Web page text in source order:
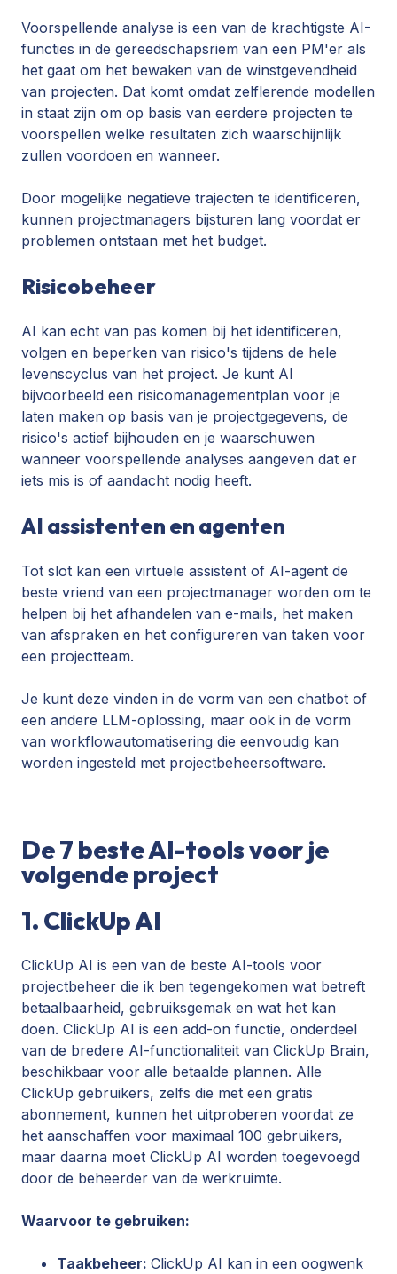
Voorspellende analyse is een van de krachtigste AI-
functies in de gereedschapsriem van een PM'er als
het gaat om het bewaken van de winstgevendheid
van projecten. Dat komt omdat zelflerende modellen
in staat zijn om op basis van eerdere projecten te
voorspellen welke resultaten zich waarschijnlijk
zullen voordoen en wanneer.
Door mogelijke negatieve trajecten te identificeren,
kunnen projectmanagers bijsturen lang voordat er
problemen ontstaan met het budget.
Risicobeheer
AI kan echt van pas komen bij het identificeren,
volgen en beperken van risico's tijdens de hele
levenscyclus van het project. Je kunt AI
bijvoorbeeld een risicomanagementplan voor je
laten maken op basis van je projectgegevens, de
risico's actief bijhouden en je waarschuwen
wanneer voorspellende analyses aangeven dat er
iets mis is of aandacht nodig heeft.
AI assistenten en agenten
Tot slot kan een virtuele assistent of AI-agent de
beste vriend van een projectmanager worden om te
helpen bij het afhandelen van e-mails, het maken
van afspraken en het configureren van taken voor
een projectteam.
Je kunt deze vinden in de vorm van een chatbot of
een andere LLM-oplossing, maar ook in de vorm
van workflowautomatisering die eenvoudig kan
worden ingesteld met projectbeheersoftware.
De 7 beste AI-tools voor je
volgende project
1. ClickUp AI
ClickUp AI is een van de beste AI-tools voor
projectbeheer die ik ben tegengekomen wat betreft
betaalbaarheid, gebruiksgemak en wat het kan
doen. ClickUp AI is een add-on functie, onderdeel
van de bredere AI-functionaliteit van ClickUp Brain,
beschikbaar voor alle betaalde plannen. Alle
ClickUp gebruikers, zelfs die met een gratis
abonnement, kunnen het uitproberen voordat ze
het aanschaffen voor maximaal 100 gebruikers,
maar daarna moet ClickUp AI worden toegevoegd
door de beheerder van de werkruimte.
Waarvoor te gebruiken:
Taakbeheer: ClickUp AI kan in een oogwenk